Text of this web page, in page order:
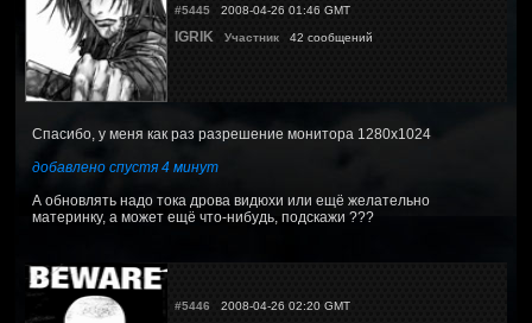
#5445 2008-04-26 01:46 GMT
IGRIK Участник 42 сообщений
Спасибо, у меня как раз разрешение монитора 1280х1024
добавлено спустя 4 минут
А обновлять надо тока дрова видюхи или ещё желательно
материнку, а может ещё что-нибудь, подскажи ???
#5446 2008-04-26 02:20 GMT